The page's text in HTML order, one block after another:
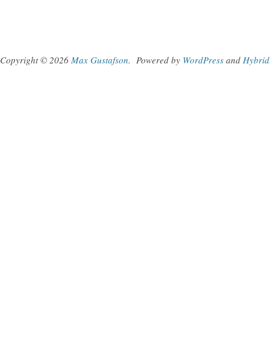
Copyright © 2026 Max Gustafson. Powered by WordPress and Hybrid